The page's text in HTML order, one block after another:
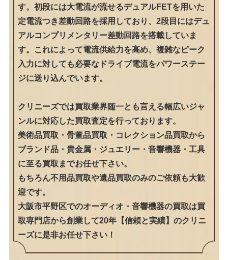
す。初段には大電流が流せるデュアルFETを用いた
定電流つき差動回路を採用しており、2段目にはデュ
アルコンプリメンタリー差動回路を搭載していま
す。これによって電流供給力を高め、複雑なピーク
入力に対しても必要なドライブ電流をパワーステー
ジに送り込んでいます。
クリニーズでは買取業界随一とも言える幅広いジャ
ンルに対応した買取査定を行っております。
美術品買取・骨董品買取・コレクション品買取から
ブランド品・貴金属・ジュエリー・音響機器・工具
に至る買取までお任せ下さい。
もちろん不用品買取や遺品買取のみのご依頼も大歓
迎です。
大阪市平野区でのオーディオ・音響機器の買取は買
取専門店から創業して20年【信頼と実績】のクリニ
ーズに是非お任せ下さい！